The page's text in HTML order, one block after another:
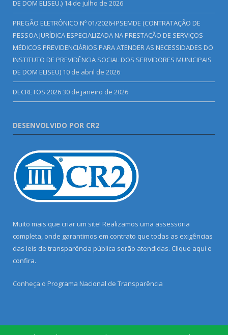
DE DOM ELISEU.) 14 de julho de 2026
PREGÃO ELETRÔNICO Nº 01/2026-IPSEMDE (CONTRATAÇÃO DE
PESSOA JURÍDICA ESPECIALIZADA NA PRESTAÇÃO DE SERVIÇOS
MÉDICOS PREVIDENCIÁRIOS PARA ATENDER AS NECESSIDADES DO
INSTITUTO DE PREVIDÊNCIA SOCIAL DOS SERVIDORES MUNICIPAIS
DE DOM ELISEU) 10 de abril de 2026
DECRETOS 202630 de janeiro de 2026
DESENVOLVIDO POR CR2
Muito mais que criar um site! Realizamos uma assessoria
completa, onde garantimos em contrato que todas as exigências
das leis de transparência pública serão atendidas. Clique aqui e
confira.
Conheça o Programa Nacional de Transparência